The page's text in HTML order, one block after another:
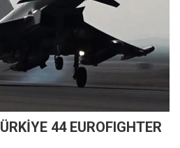
44 EUROFIGHTER